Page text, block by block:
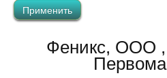
Феникс, ООО ,